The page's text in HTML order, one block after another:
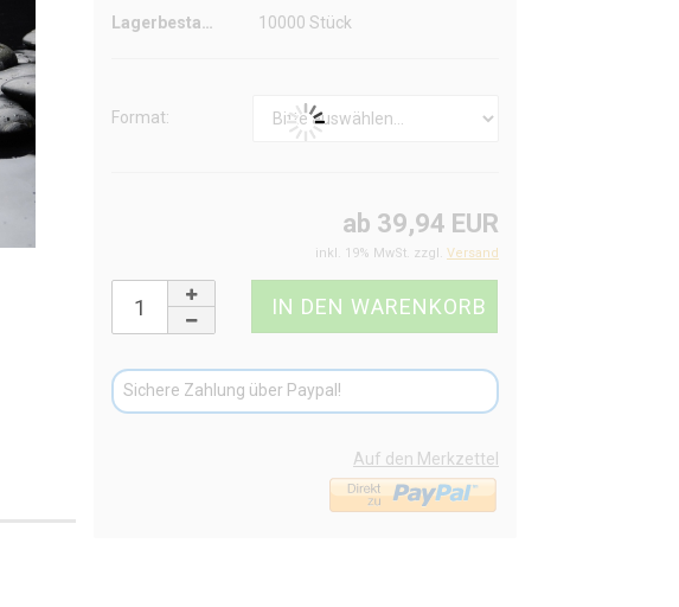
10000Stück
Format:
ab 39,94 EUR
inkl. 19% MwSt. zzgl. Versand
Sichere Zahlung über Paypal!
Auf den Merkzettel